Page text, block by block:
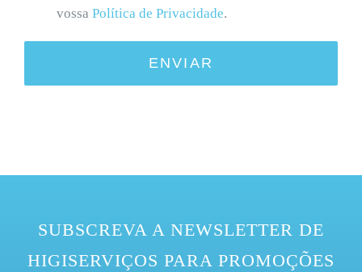
vossa Política de Privacidade.
SUBSCREVA A NEWSLETTER DE
HIGISERVIÇOS PARA PROMOÇÕES